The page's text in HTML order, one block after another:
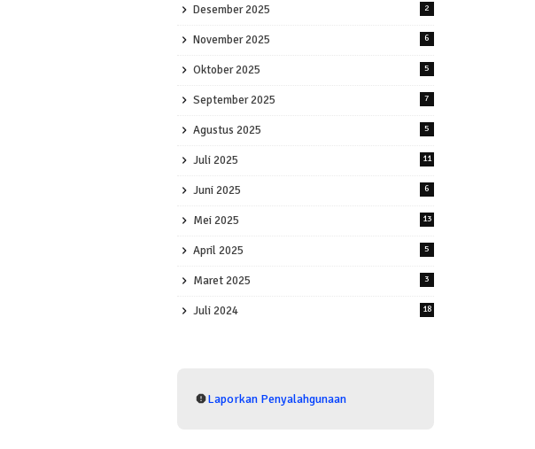
Desember 2025 2
November 2025 6
Oktober 2025 5
September 2025 7
Agustus 2025 5
Juli 2025 11
Juni 2025 6
Mei 2025 13
April 2025 5
Maret 2025 3
Juli 2024 18
Laporkan Penyalahgunaan